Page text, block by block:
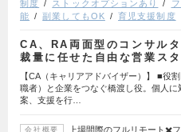
制度
ストックオプションあり
能
副業してもOK 育児支援制度
CA、RA両面型のコンサル
裁量に任せた自由な営業ス
【CA（キャリアアドバイザー）】 ■役
職者）と企業をつなぐ橋渡し役。個人に
案、支援を行…
会社概要 上場間際のフルリモート✖️